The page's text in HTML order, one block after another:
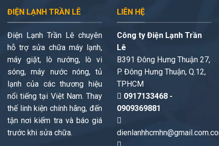
ĐIỆN LẠNH TRẦN LÊ
Điện Lạnh Trần Lê chuyên
hỗ trợ sửa chữa máy lạnh,
máy giặt, lò nướng, lò vi
sóng, máy nước nóng, tủ
lạnh của các thương hiệu
nổi tiếng tại Việt Nam. Thay
thế linh kiện chính hãng, đến
tận nơi kiểm tra và báo giá
trước khi sửa chữa.
LIÊN HỆ
Công ty Điện Lạnh Trần
Lê
B391 Đông Hưng Thuận 27,
P. Đông Hưng Thuận, Q.12,
TPHCM
0917133468 -
0909369881